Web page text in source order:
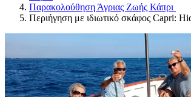
Παρακολούθηση Άγριας Ζωής Κάπρι
Περιήγηση με ιδιωτικό σκάφος Capri: